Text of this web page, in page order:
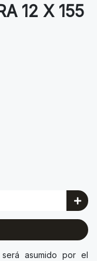
12 X 155
asumido por el